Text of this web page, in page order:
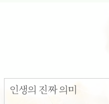
인생의 진짜 의미